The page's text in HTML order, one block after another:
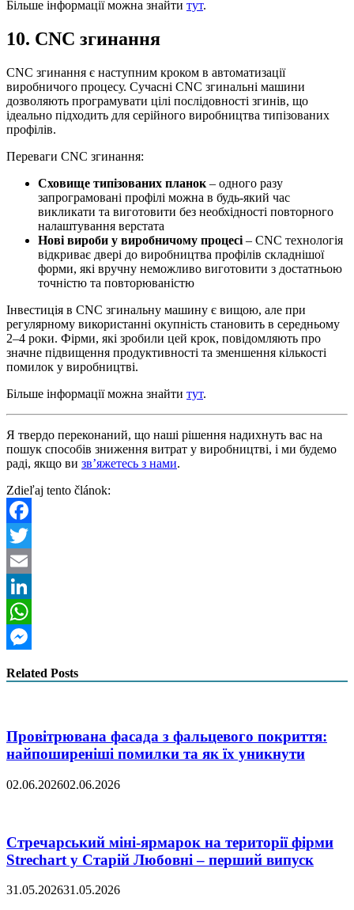
Більше інформації можна знайти тут.
10. CNC згинання
CNC згинання є наступним кроком в автоматизації
виробничого процесу. Сучасні CNC згинальні машини
дозволяють програмувати цілі послідовності згинів, що
ідеально підходить для серійного виробництва типізованих
профілів.
Переваги CNC згинання:
Сховище типізованих планок – одного разу
запрограмовані профілі можна в будь-який час
викликати та виготовити без необхідності повторного
налаштування верстата
Нові вироби у виробничому процесі – CNC технологія
відкриває двері до виробництва профілів складнішої
форми, які вручну неможливо виготовити з достатньою
точністю та повторюваністю
Інвестиція в CNC згинальну машину є вищою, але при
регулярному використанні окупність становить в середньому
2–4 роки. Фірми, які зробили цей крок, повідомляють про
значне підвищення продуктивності та зменшення кількості
помилок у виробництві.
Більше інформації можна знайти тут.
Я твердо переконаний, що наші рішення надихнуть вас на
пошук способів зниження витрат у виробництві, і ми будемо
раді, якщо ви зв’яжетесь з нами.
Zdieľaj tento článok:
Facebook
Twitter
Email
LinkedIn
WhatsApp
Related Posts
Провітрювана фасада з фальцевого покриття:
найпоширеніші помилки та як їх уникнути
02.06.202602.06.2026
Стречарський міні-ярмарок на території фірми
Strechart у Старій Любовні – перший випуск
31.05.202631.05.2026